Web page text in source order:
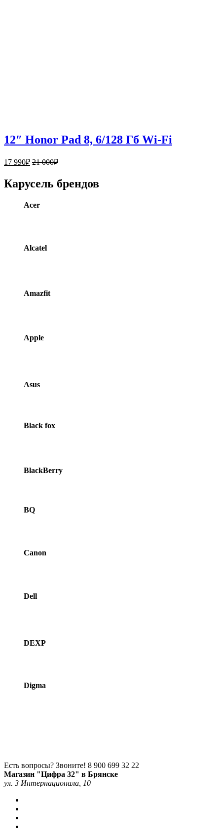
12″ Honor Pad 8, 6/128 Гб Wi-Fi
17 990₽ 21 000₽
Карусель брендов
Acer
Alcatel
Amazfit
Apple
Asus
Black fox
BlackBerry
BQ
Canon
Dell
DEXP
Digma
Есть вопросы? Звоните! 8 900 699 32 22
Магазин "Цифра 32" в Брянске
ул. 3 Интернационала, 10